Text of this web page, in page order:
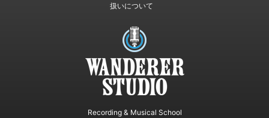
扱いについて
Recording & Musical School